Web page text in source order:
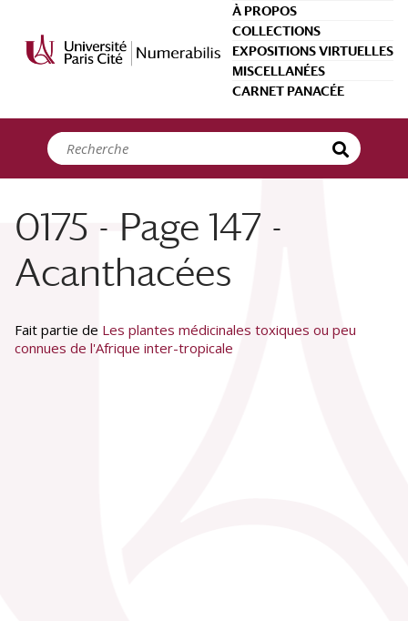
À PROPOS
COLLECTIONS
EXPOSITIONS VIRTUELLES
MISCELLANÉES
CARNET PANACÉE
0175 - Page 147 -
Acanthacées
Fait partie de Les plantes médicinales toxiques ou peu
connues de l'Afrique inter-tropicale